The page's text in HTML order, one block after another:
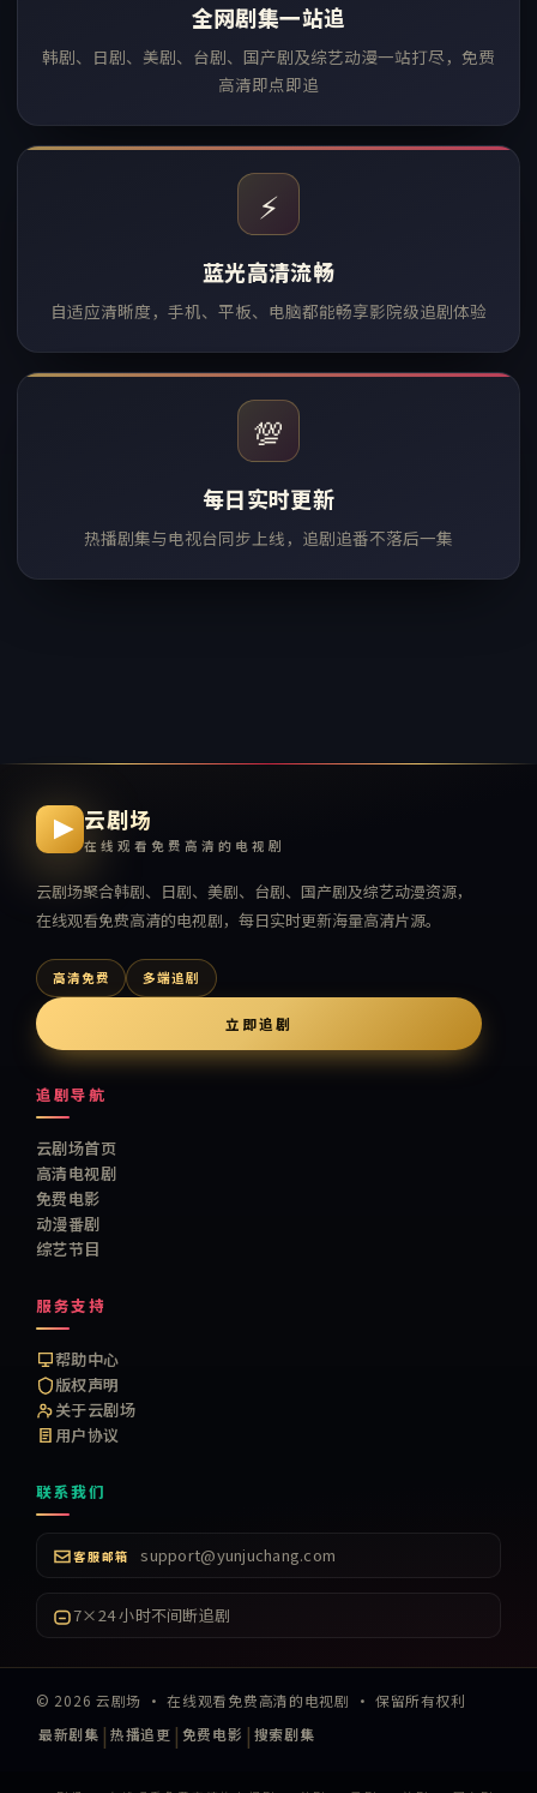
全网剧集一站追
韩剧、日剧、美剧、台剧、国产剧及综艺动漫一站打尽，免费
高清即点即追
⚡
蓝光高清流畅
自适应清晰度，手机、平板、电脑都能畅享影院级追剧体验
💯
每日实时更新
热播剧集与电视台同步上线，追剧追番不落后一集
云剧场
在线观看免费高清的电视剧
云剧场聚合韩剧、日剧、美剧、台剧、国产剧及综艺动漫资源，
在线观看免费高清的电视剧，每日实时更新海量高清片源。
高清免费 多端追剧
立即追剧
追剧导航
云剧场首页
高清电视剧
免费电影
动漫番剧
综艺节目
服务支持
帮助中心
版权声明
关于云剧场
用户协议
联系我们
客服邮箱 support@yunjuchang.com
7×24 小时不间断追剧
© 2026 云剧场 ·在线观看免费高清的电视剧
· 保留所有权利
最新剧集 | 热播追更 | 免费电影 | 搜索剧集